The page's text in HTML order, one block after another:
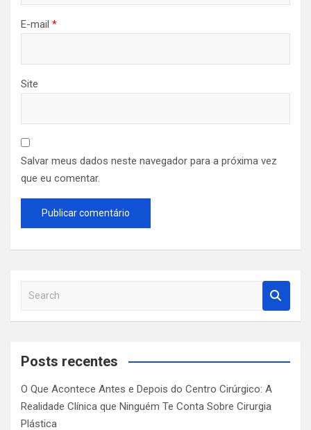
E-mail *
Site
Salvar meus dados neste navegador para a próxima vez
que eu comentar.
a
c
Posts recentes
O Que Acontece Antes e Depois do Centro Cirúrgico: A
Realidade Clínica que Ninguém Te Conta Sobre Cirurgia
Plástica